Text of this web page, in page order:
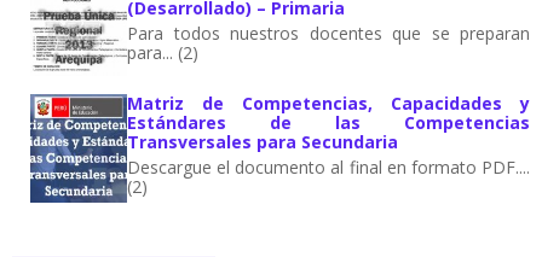
(Desarrollado) – Primaria
Para todos nuestros docentes que se preparan
para... (2)
Matriz de Competencias, Capacidades y
Estándares de las Competencias
Transversales para Secundaria
Descargue el documento al final en formato PDF....
(2)